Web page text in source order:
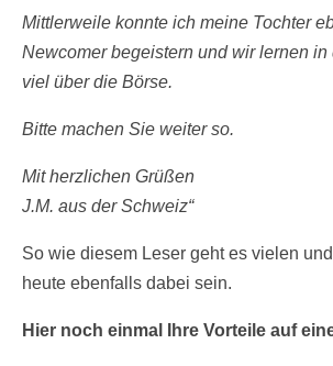
Mittlerweile konnte ich meine Tochter
Newcomer begeistern und wir lernen in
viel über die Börse.
Bitte machen Sie weiter so.
Mit herzlichen Grüßen
J.M. aus der Schweiz“
So wie diesem Leser geht es vielen
heute ebenfalls dabei sein.
Hier noch einmal Ihre Vorteile auf